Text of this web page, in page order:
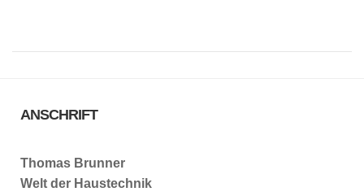
ANSCHRIFT
Thomas Brunner
Welt der Haustechnik